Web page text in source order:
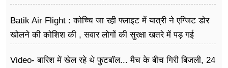
Batik Air Flight : कोच्चि जा रही फ्लाइट में यात्री ने एग्जिट डोर
खोलने की कोशिश की , सवार लोगों की सुरक्षा खतरे में पड़ गई
Video- बारिश में खेल रहे थे फुटबॉल... मैच के बीच गिरी बिजली, 24